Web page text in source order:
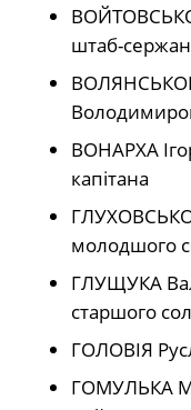
штаб-
ВОНАРХА
капітана
молодшого
ГЛУЩУКА
старшого
ГОЛОВІЯ
ГОМУЛЬКА